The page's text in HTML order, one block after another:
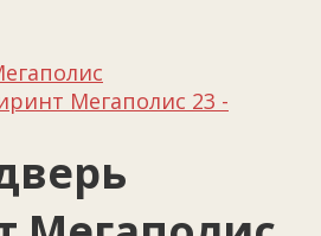
Мегаполис 23 -